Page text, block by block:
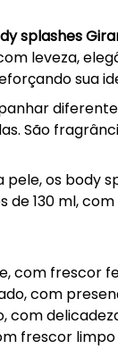
splashes
leveza,
sua
São
os body
de 130 ml,
com frescor
com
com
frescor